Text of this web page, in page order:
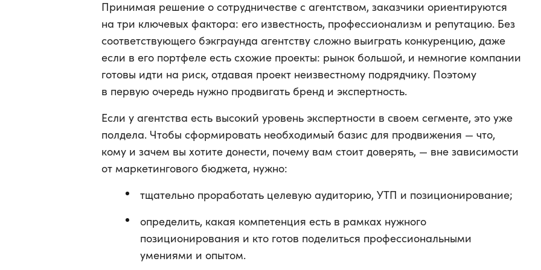
Принимая решение о сотрудничестве с агентством, заказчики ориентируются
на три ключевых фактора: его известность, профессионализм и репутацию. Без
соответствующего бэкграунда агентству сложно выиграть конкуренцию, даже
если в его портфеле есть схожие проекты: рынок большой, и немногие компании
готовы идти на риск, отдавая проект неизвестному подрядчику. Поэтому
в первую очередь нужно продвигать бренд и экспертность.
Если у агентства есть высокий уровень экспертности в своем сегменте, это уже
полдела. Чтобы сформировать необходимый базис для продвижения — что,
кому и зачем вы хотите донести, почему вам стоит доверять, — вне зависимости
от маркетингового бюджета, нужно:
тщательно проработать целевую аудиторию, УТП и позиционирование;
определить, какая компетенция есть в рамках нужного
позиционирования и кто готов поделиться профессиональными
умениями и опытом.